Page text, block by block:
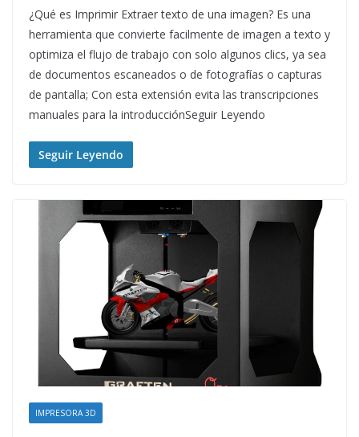
¿Qué es Imprimir Extraer texto de una imagen? Es una
herramienta que convierte facilmente de imagen a texto y
optimiza el flujo de trabajo con solo algunos clics, ya sea
de documentos escaneados o de fotografías o capturas
de pantalla; Con esta extensión evita las transcripciones
manuales para la introducciónSeguir Leyendo
Seguir Leyendo
IMPRESORA 3D